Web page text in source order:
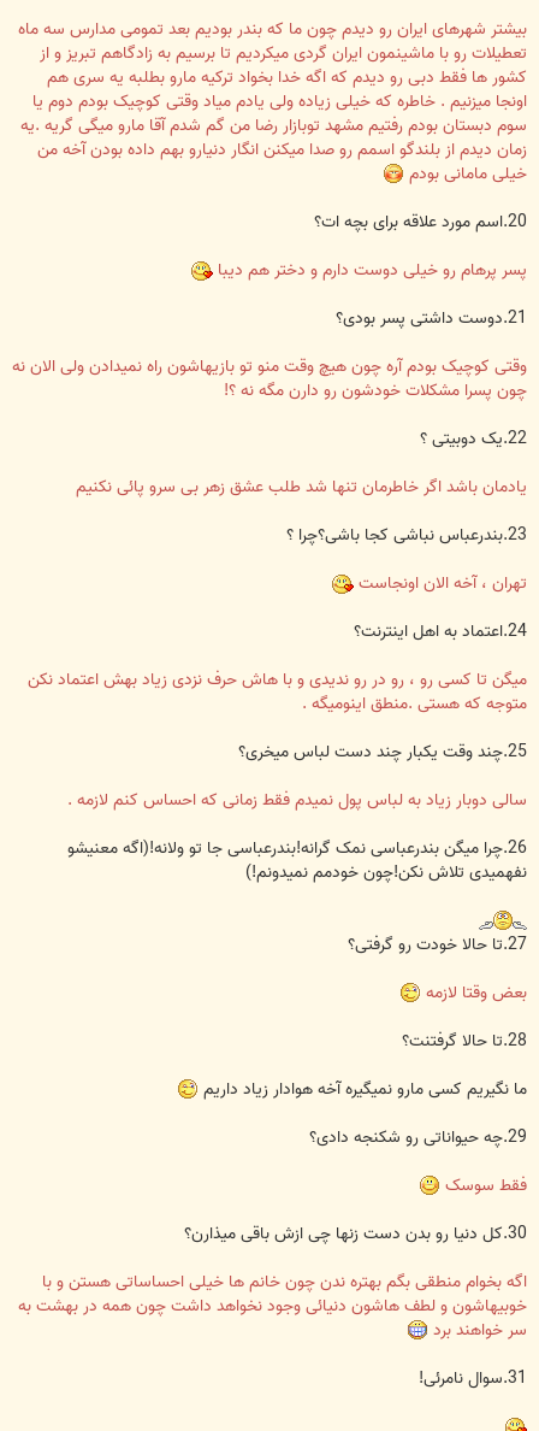
بیشتر شهرهای ایران رو دیدم چون ما که بندر بودیم بعد تمومی مدارس سه ماه
تعطیلات رو با ماشینمون ایران گردی میکردیم تا برسیم به زادگاهم تبریز و از
کشور ها فقط دبی رو دیدم که اگه خدا بخواد ترکیه مارو بطلبه یه سری هم
اونجا میزنیم . خاطره که خیلی زیاده ولی یادم میاد وقتی کوچیک بودم دوم یا
سوم دبستان بودم رفتیم مشهد توبازار رضا من گم شدم آقا مارو میگی گریه .یه
زمان دیدم از بلندگو اسمم رو صدا میکنن انگار دنیارو بهم داده بودن آخه من
خیلی مامانی بودم
20.اسم مورد علاقه برای بچه ات؟
پسر پرهام رو خیلی دوست دارم و دختر هم دیبا
21.دوست داشتی پسر بودی؟
وقتی کوچیک بودم آره چون هیچ وقت منو تو بازیهاشون راه نمیدادن ولی الان نه
چون پسرا مشکلات خودشون رو دارن مگه نه ؟!
22.یک دوبیتی ؟
یادمان باشد اگر خاطرمان تنها شد طلب عشق زهر بی سرو پائی نکنیم
23.بندرعباس نباشی کجا باشی؟چرا ؟
تهران ، آخه الان اونجاست
24.اعتماد به اهل اینترنت؟
میگن تا کسی رو ، رو در رو ندیدی و با هاش حرف نزدی زیاد بهش اعتماد نکن
متوجه که هستی .منطق اینومیگه .
25.چند وقت یکبار چند دست لباس میخری؟
سالی دوبار زیاد به لباس پول نمیدم فقط زمانی که احساس کنم لازمه .
26.چرا میگن بندرعباسی نمک گرانه!بندرعباسی جا تو ولانه!(اگه معنیشو
نفهمیدی تلاش نکن!چون خودمم نمیدونم!)
27.تا حالا خودت رو گرفتی؟
بعض وقتا لازمه
28.تا حالا گرفتنت؟
ما نگیریم کسی مارو نمیگیره آخه هوادار زیاد داریم
29.چه حیواناتی رو شکنجه دادی؟
فقط سوسک
30.کل دنیا رو بدن دست زنها چی ازش باقی میذارن؟
اگه بخوام منطقی بگم بهتره ندن چون خانم ها خیلی احساساتی هستن و با
خوبیهاشون و لطف هاشون دنیائی وجود نخواهد داشت چون همه در بهشت به
سر خواهند برد
31.سوال نامرئی!